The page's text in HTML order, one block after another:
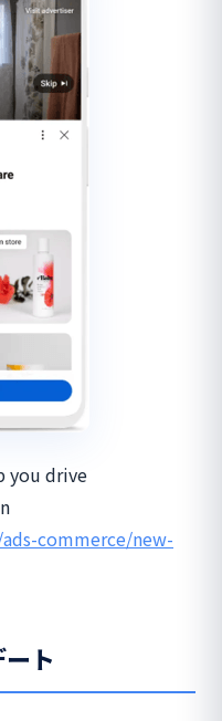
you drive
commerce/new-
ト